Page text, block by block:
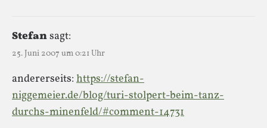
Stefansagt:
25. Juni 2007 um 0:21 Uhr
andererseits: https://stefan-
niggemeier.de/blog/turi-stolpert-beim-tanz-
durchs-minenfeld/#comment-14731